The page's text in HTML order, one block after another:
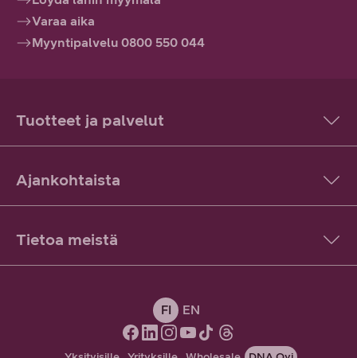
Varaa aika
Myyntipalvelu 0800 550 044
Tuotteet ja palvelut
Ajankohtaista
Tietoa meistä
FI EN